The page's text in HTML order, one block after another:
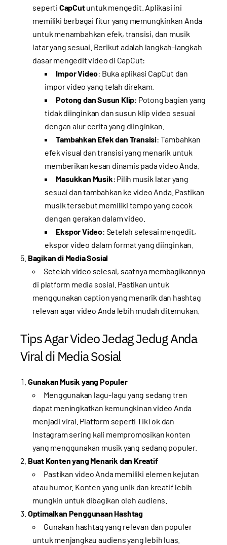
seperti CapCutuntuk mengedit. Aplikasi ini
memiliki berbagai fitur yang memungkinkan Anda
untuk menambahkan efek, transisi, dan musik
latar yang sesuai. Berikut adalah langkah-langkah
dasar mengedit video di CapCut:
Impor Video: Buka aplikasi CapCut dan
impor video yang telah direkam.
Potong dan Susun Klip: Potong bagian yang
tidak diinginkan dan susun klip video sesuai
dengan alur cerita yang diinginkan.
Tambahkan Efek dan Transisi: Tambahkan
efek visual dan transisi yang menarik untuk
memberikan kesan dinamis pada video Anda.
Masukkan Musik: Pilih musik latar yang
sesuai dan tambahkan ke video Anda. Pastikan
musik tersebut memiliki tempo yang cocok
dengan gerakan dalam video.
Ekspor Video: Setelah selesai mengedit,
ekspor video dalam format yang diinginkan.
Bagikan di Media Sosial
Setelah video selesai, saatnya membagikannya
di platform media sosial. Pastikan untuk
menggunakan caption yang menarik dan hashtag
relevan agar video Anda lebih mudah ditemukan.
Tips Agar Video Jedag Jedug Anda
Viral di Media Sosial
Gunakan Musik yang Populer
Menggunakan lagu-lagu yang sedang tren
dapat meningkatkan kemungkinan video Anda
menjadi viral. Platform seperti TikTok dan
Instagram sering kali mempromosikan konten
yang menggunakan musik yang sedang populer.
Buat Konten yang Menarik dan Kreatif
Pastikan video Anda memiliki elemen kejutan
atau humor. Konten yang unik dan kreatif lebih
mungkin untuk dibagikan oleh audiens.
Optimalkan Penggunaan Hashtag
Gunakan hashtag yang relevan dan populer
untuk menjangkau audiens yang lebih luas.